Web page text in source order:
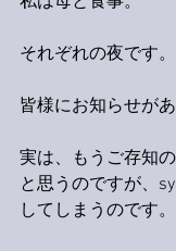
それぞれの夜です。
皆様にお知らせがあ
実は、もうご存知
と思うのですが、
してしまうのです。